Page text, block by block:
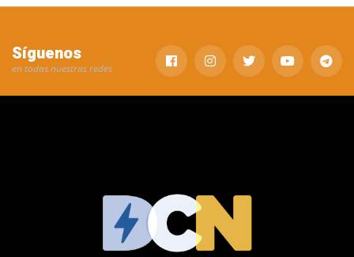
Síguenos
en todas nuestras redes